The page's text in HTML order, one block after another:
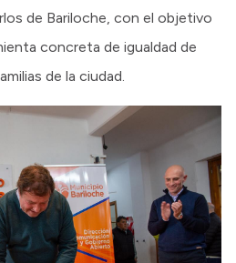
de Bariloche, con el objetivo
concreta de igualdad de
de la ciudad.